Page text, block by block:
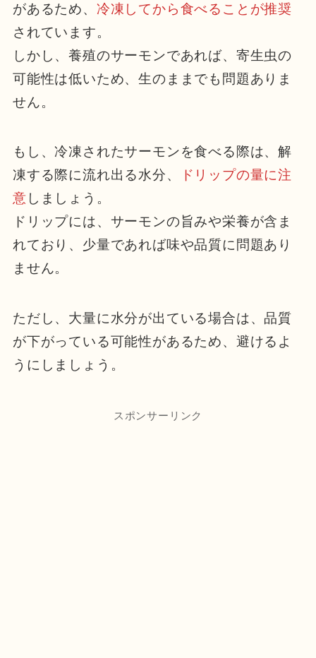
があるため、 冷凍してから食べることが推奨
されています。
しかし、養殖のサーモンであれば、寄生虫の
可能性は低いため、生のままでも問題ありま
せん。
もし、冷凍されたサーモンを食べる際は、解
凍する際に流れ出る水分、
ドリップの量に注
意 しましょう。
ドリップには、サーモンの旨みや栄養が含ま
れており、少量であれば味や品質に問題あり
ません。
ただし、大量に水分が出ている場合は、品質
が下がっている可能性があるため、避けるよ
うにしましょう。
スポンサーリンク